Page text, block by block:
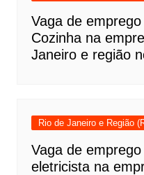
Vaga de
Cozinha na
Janeiro e região
Rio de Janeiro e Região
Vaga de
eletricista na